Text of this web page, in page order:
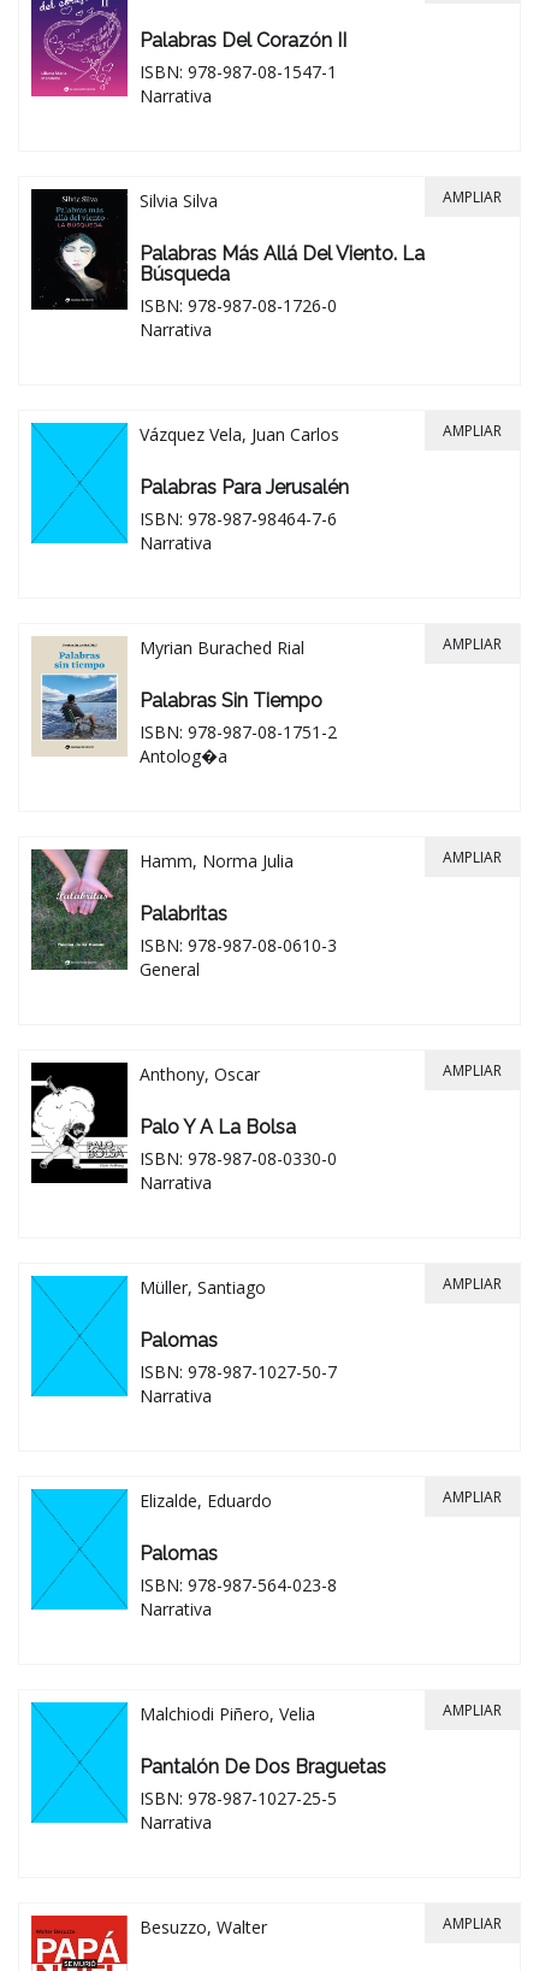
Palabras Del Corazón II
ISBN: 978-987-08-1547-1
Narrativa
Silvia Silva
Palabras Más Allá Del Viento. La
Búsqueda
ISBN: 978-987-08-1726-0
Narrativa
AMPLIAR
Vázquez Vela, Juan Carlos
Palabras Para Jerusalén
ISBN: 978-987-98464-7-6
Narrativa
AMPLIAR
Myrian Burached Rial
Palabras Sin Tiempo
ISBN: 978-987-08-1751-2
Antolog�a
AMPLIAR
Hamm, Norma Julia
Palabritas
ISBN: 978-987-08-0610-3
General
AMPLIAR
Anthony, Oscar
Palo Y A La Bolsa
ISBN: 978-987-08-0330-0
Narrativa
AMPLIAR
Müller, Santiago
Palomas
ISBN: 978-987-1027-50-7
Narrativa
AMPLIAR
Elizalde, Eduardo
Palomas
ISBN: 978-987-564-023-8
Narrativa
AMPLIAR
Malchiodi Piñero, Velia
Pantalón De Dos Braguetas
ISBN: 978-987-1027-25-5
Narrativa
AMPLIAR
Besuzzo, Walter AMPLIAR